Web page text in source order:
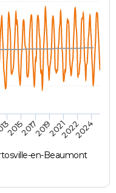
en-Beaumont
201520172019202120222024